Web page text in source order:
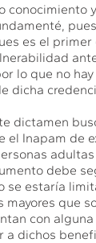
conocimiento
es el
lo que no
dicha
dictamen
el Inapam de
adultas
debe
se estaría
mayores que
con
a dichos